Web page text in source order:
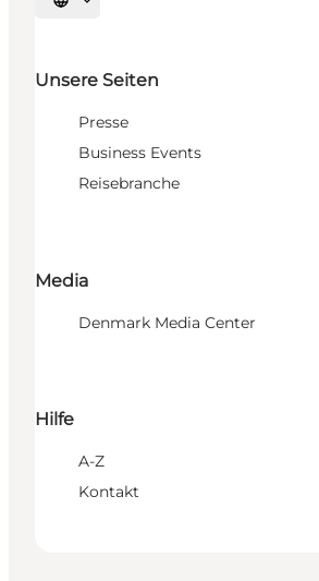
Sprache auswählen
Unsere Seiten
Presse
Business Events
Reisebranche
Media
Denmark Media Center
Hilfe
A-Z
Kontakt